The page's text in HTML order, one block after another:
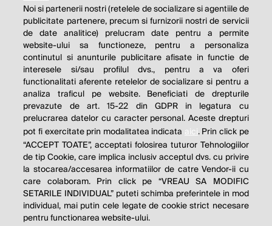
Noi si partenerii nostri (retelele de socializare si agentiile de
publicitate partenere, precum si furnizorii nostri de servicii
de date analitice) prelucram date pentru a permite
website-ului sa functioneze, pentru a personaliza
continutul si anunturile publicitare afisate in functie de
interesele si/sau profilul dvs., pentru a va oferi
functionalitati aferente retelelor de socializare si pentru a
analiza traficul pe website. Beneficiati de drepturile
prevazute de art. 15-22 din GDPR in legatura cu
prelucrarea datelor cu caracter personal. Aceste drepturi
pot fi exercitate prin modalitatea indicata aici. Prin click pe
“ACCEPT TOATE”, acceptati folosirea tuturor Tehnologiilor
de tip Cookie, care implica inclusiv acceptul dvs. cu privire
la stocarea/accesarea informatiilor de catre Vendor-ii cu
care colaboram. Prin click pe “VREAU SA MODIFIC
SETARILE INDIVIDUAL” puteti schimba preferintele in mod
individual, mai putin cele legate de cookie strict necesare
pentru functionarea website-ului.